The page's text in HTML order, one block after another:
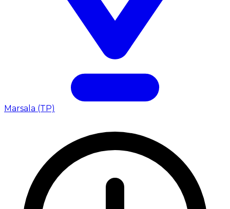
Marsala (TP)